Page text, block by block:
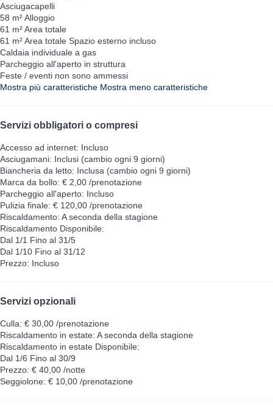
Asciugacapelli
58 m² Alloggio
61 m² Area totale
61 m² Area totale Spazio esterno incluso
Caldaia individuale a gas
Parcheggio all'aperto in struttura
Feste / eventi non sono ammessi
Mostra più caratteristiche Mostra meno caratteristiche
Servizi obbligatori o compresi
Accesso ad internet: Incluso
Asciugamani: Inclusi (cambio ogni 9 giorni)
Biancheria da letto: Inclusa (cambio ogni 9 giorni)
Marca da bollo: € 2,00 /prenotazione
Parcheggio all'aperto: Incluso
Pulizia finale: € 120,00 /prenotazione
Riscaldamento: A seconda della stagione
Riscaldamento Disponibile:
Dal 1/1 Fino al 31/5
Dal 1/10 Fino al 31/12
Prezzo: Incluso
Servizi opzionali
Culla: € 30,00 /prenotazione
Riscaldamento in estate: A seconda della stagione
Riscaldamento in estate Disponibile:
Dal 1/6 Fino al 30/9
Prezzo: € 40,00 /notte
Seggiolone: € 10,00 /prenotazione